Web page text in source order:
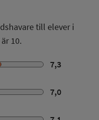
till elever i
10.
7,3
7,0